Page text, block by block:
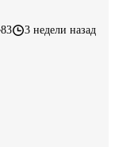
83 3 недели назад